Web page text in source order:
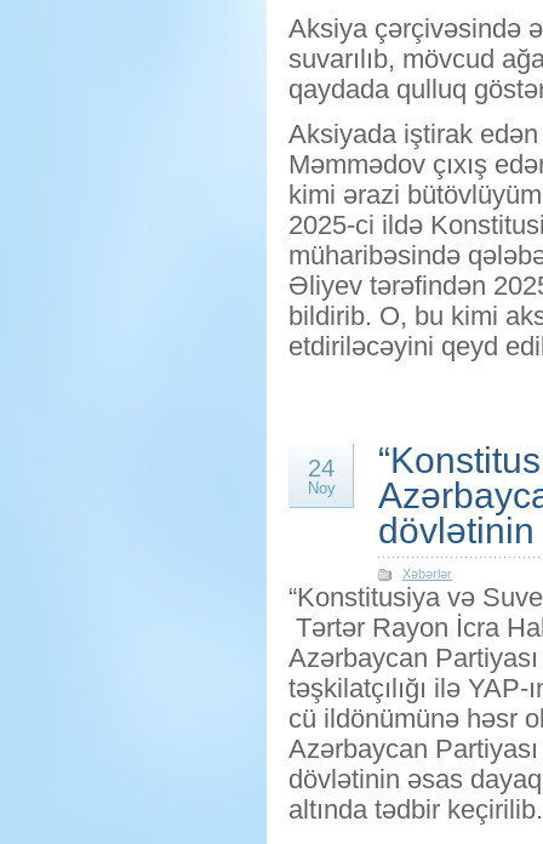
Aksiya çərçivəsində
suvarılıb, mövcud
qaydada qulluq
Aksiyada iştirak
Məmmədov çıxış
kimi ərazi
2025-ci ildə
müharibəsində
Əliyev tərəfindən
bildirib. O, bu kimi
etdiriləcəyini qeyd
24
Noy
dövlətinin
Xəbərlər
“Konstitusiya və
Tərtər Rayon İcra
Azərbaycan
təşkilatçılığı ilə
cü ildönümünə həsr
Azərbaycan
dövlətinin əsas
altında tədbir keçirilib.